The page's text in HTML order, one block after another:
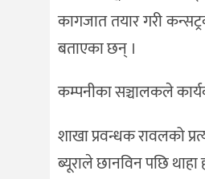
कागजात तयार गरी
बताएका छन् ।
कम्पनीका सञ्चालकले
शाखा प्रवन्धक रावलको
ब्यूराले छानविन पछि थाहा